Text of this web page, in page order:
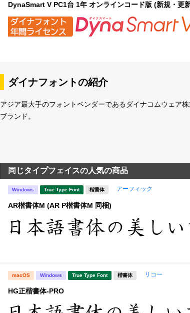
DynaSmart V PC1台 1年 オンラインコード版 (新規・更
ダイナフォントの紹介
アジア最大手のフォントベンダーであるダイナコムウェア
ブランド。
同じタイプフェイスの人気の商品
Windows True Type Font 楷書体 アーフィック
AR楷書体M (AR P楷書体M 同梱)
macOS Windows True Type Font 楷書体 リコー
HG正楷書体-PRO